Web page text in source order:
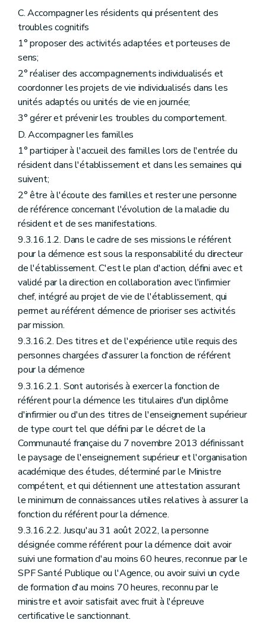
C. Accompagner les résidents qui présentent des
troubles cognitifs
1° proposer des activités adaptées et porteuses de
sens;
2° réaliser des accompagnements individualisés et
coordonner les projets de vie individualisés dans les
unités adaptés ou unités de vie en journée;
3° gérer et prévenir les troubles du comportement.
D. Accompagner les familles
1° participer à l'accueil des familles lors de l'entrée du
résident dans l'établissement et dans les semaines qui
suivent;
2° être à l'écoute des familles et rester une personne
de référence concernant l'évolution de la maladie du
résident et de ses manifestations.
9.3.16.1.2. Dans le cadre de ses missions le référent
pour la démence est sous la responsabilité du directeur
de l'établissement. C'est le plan d'action, défini avec et
validé par la direction en collaboration avec l'infirmier
chef, intégré au projet de vie de l'établissement, qui
permet au référent démence de prioriser ses activités
par mission.
9.3.16.2. Des titres et de l'expérience utile requis des
personnes chargées d'assurer la fonction de référent
pour la démence
9.3.16.2.1. Sont autorisés à exercer la fonction de
référent pour la démence les titulaires d'un diplôme
d'infirmier ou d'un des titres de l'enseignement supérieur
de type court tel que défini par le décret de la
Communauté française du 7 novembre 2013 définissant
le paysage de l'enseignement supérieur et l'organisation
académique des études, déterminé par le Ministre
compétent, et qui détiennent une attestation assurant
le minimum de connaissances utiles relatives à assurer la
fonction du référent pour la démence.
9.3.16.2.2. Jusqu'au 31 août 2022, la personne
désignée comme référent pour la démence doit avoir
suivi une formation d'au moins 60 heures, reconnue par le
SPF Santé Publique ou l'Agence, ou avoir suivi un cycle
de formation d'au moins 70 heures, reconnu par le
ministre et avoir satisfait avec fruit à l'épreuve
certificative le sanctionnant.